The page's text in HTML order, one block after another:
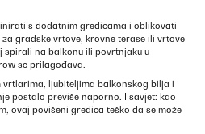
s dodatnim gredicama i oblikovati
gradske vrtove, krovne terase ili vrtove
spirali na balkonu ili povrtnjaku u
se prilagođava.
vrtlarima, ljubiteljima balkonskog bilja i
postalo previše naporno. I savjet: kao
ovaj povišeni gredica teško da se može